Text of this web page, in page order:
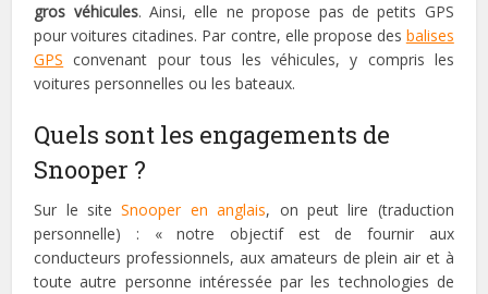
gros véhicules. Ainsi, elle ne propose pas de petits GPS
pour voitures citadines. Par contre, elle propose des balises
GPS convenant pour tous les véhicules, y compris les
voitures personnelles ou les bateaux.
Quels sont les engagements de
Snooper ?
Sur le siteSnooper en anglais, on peut lire (traduction
personnelle) : « notre objectif est de fournir aux
conducteurs professionnels, aux amateurs de plein air et à
toute autre personne intéressée par les technologies de